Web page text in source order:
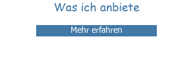
Was ich anbiete
Mehr erfahren